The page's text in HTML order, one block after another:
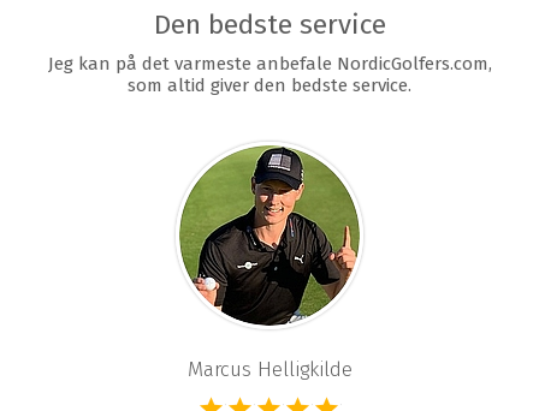
Den bedste service
Jeg kan på det varmeste anbefale NordicGolfers.com,
som altid giver den bedste service.
Marcus Helligkilde